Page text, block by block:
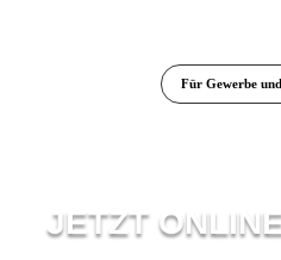
Für Gewerbe
JETZT